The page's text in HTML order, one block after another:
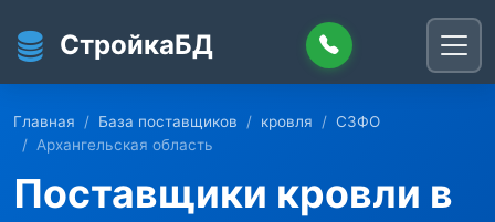
СтройкаБД
Главная База поставщиков кровля
СЗФО
Архангельская область
Поставщики кровли в